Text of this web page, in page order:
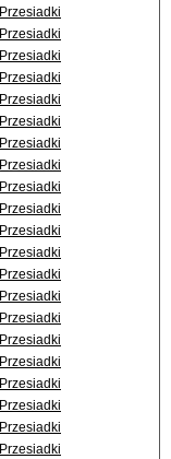
Przesiadki
Przesiadki
Przesiadki
Przesiadki
Przesiadki
Przesiadki
Przesiadki
Przesiadki
Przesiadki
Przesiadki
Przesiadki
Przesiadki
Przesiadki
Przesiadki
Przesiadki
Przesiadki
Przesiadki
Przesiadki
Przesiadki
Przesiadki
Przesiadki